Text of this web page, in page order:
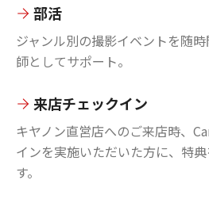
部活
ジャンル別の撮影イベントを随
師としてサポート。
来店チェックイン
キヤノン直営店へのご来店時、
インを実施いただいた方に、特
す。